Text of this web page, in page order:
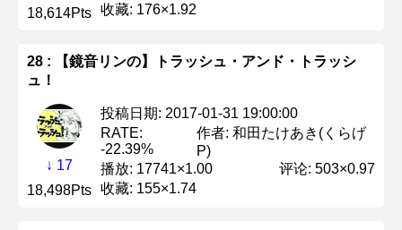
18,614Pts 收藏: 176×1.92
28 : 【鏡音リンの】トラッシュ・アンド・トラッシ
ュ！
↓ 17
18,498Pts
投稿日期: 2017-01-31 19:00:00
RATE:
-22.39%
作者: 和田たけあき(くらげ
P)
播放: 17741×1.00
评论: 503×0.97
收藏: 155×1.74